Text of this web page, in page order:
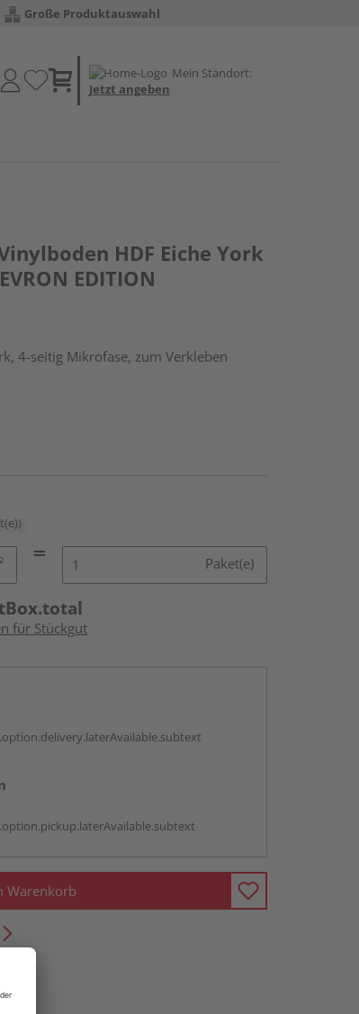
Große Produktauswahl
Mein Standort:
Jetzt angeben
HDF Eiche York
EDITION
4-seitig Mikrofase, zum Verkleben
Paket(e)
für Stückgut
Warenkorb